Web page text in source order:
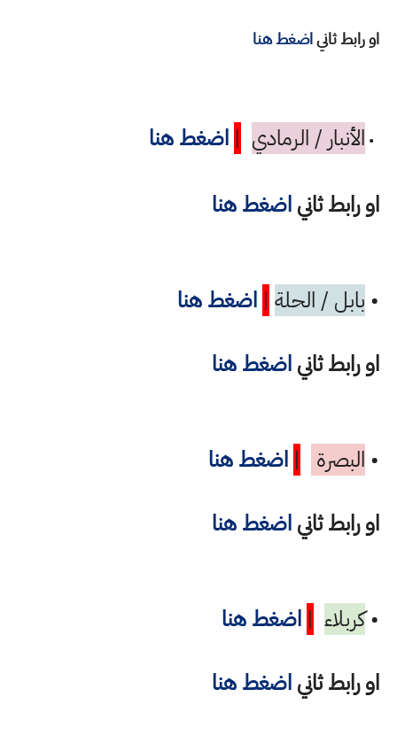
او رابط ثانياضغط هنا
• الأنبار / الرمادي | اضغط هنا
او رابط ثانياضغط هنا
• بابل / الحلة | اضغط هنا
او رابط ثانياضغط هنا
• البصرة | اضغط هنا
او رابط ثانياضغط هنا
•كربلاء | اضغط هنا
او رابط ثانياضغط هنا